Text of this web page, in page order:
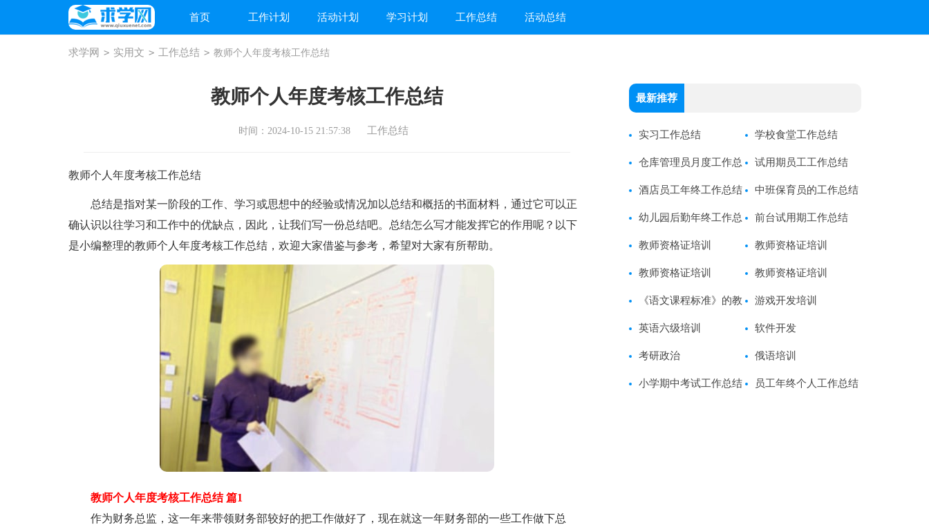
首页 工作计划 活动计划 学习计划 工作总结 活动总结
求学网 > 实用文 > 工作总结 > 教师个人年度考核工作总结
教师个人年度考核工作总结
时间：2024-10-15 21:57:38 工作总结
教师个人年度考核工作总结
总结是指对某一阶段的工作、学习或思想中的经验或情况加以总结和概括的书面材料，通过它可以正
确认识以往学习和工作中的优缺点，因此，让我们写一份总结吧。总结怎么写才能发挥它的作用呢？以下
是小编整理的教师个人年度考核工作总结，欢迎大家借鉴与参考，希望对大家有所帮助。
教师个人年度考核工作总结 篇1
作为财务总监，这一年来带领财务部较好的把工作做好了，现在就这一年财务部的一些工作做下总
最新推荐
实习工作总结 学校食堂工作总结
仓库管理员月度工作总
结
试用期员工工作总结
酒店员工年终工作总结 中班保育员的工作总结
幼儿园后勤年终工作总
结
前台试用期工作总结
教师资格证培训 教师资格证培训
教师资格证培训 教师资格证培训
《语文课程标准》的教
师读后感范文
游戏开发培训
英语六级培训 软件开发
考研政治 俄语培训
小学期中考试工作总结 员工年终个人工作总结